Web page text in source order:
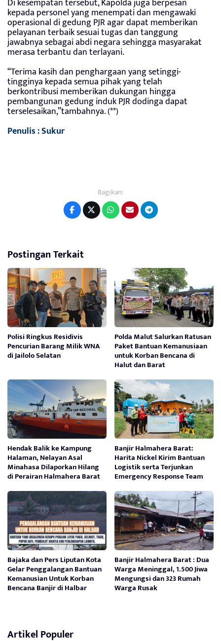
kepada personel yang menempati dan mengawaki
operasional di gedung PJR agar dapat memberikan
pelayanan terbaik sesuai tugas dan tanggung
jawabnya sebagai abdi negara sehingga masyarakat
merasa terbantu dan terlayani.
“Terima kasih dan penghargaan yang setinggi-
tingginya kepada semua pihak yang telah
berkontribusi memberikan dukungan hingga
pembangunan gedung induk PJR dodinga dapat
terselesaikan,”tambahnya. (**)
Penulis : Sukur
Bagikan:
Postingan Terkait
Polisi Ringkus Residivis
Pencurian Barang Milik WNA
di Jailolo Selatan
Polda Malut Salurkan Ratusan
Paket Bantuan Kemanusiaan
untuk Korban Bencana di
Halut dan Barat
Hendak Balik ke Kampung
Halaman, Nelayan Asal
Minahasa Dilaporkan Hilang
di Perairan Halmahera Barat
Banjir Halmahera Barat:
Harita Nickel Kirim Bantuan
Logistik serta Terjunkan
Emergency Response Team
Bajaka dan Pers Liputan Kota
Gelar Penggalangan Bantuan
Kemanusian Untuk Korban
Bencana Banjir di Halbar
Banjir Halmahera Barat : Dua
Warga Meninggal, 1.500 Jiwa
Mengungsi dan 323 Rumah
Warga Rusak
Artikel Populer